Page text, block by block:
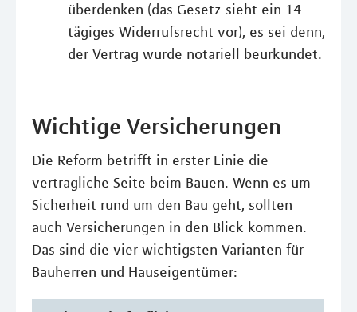
überdenken (das Gesetz sieht ein 14-
tägiges Widerrufsrecht vor), es sei denn,
der Vertrag wurde notariell beurkundet.
Wichtige Versicherungen
Die Reform betrifft in erster Linie die
vertragliche Seite beim Bauen. Wenn es um
Sicherheit rund um den Bau geht, sollten
auch Versicherungen in den Blick kommen.
Das sind die vier wichtigsten Varianten für
Bauherren und Hauseigentümer: